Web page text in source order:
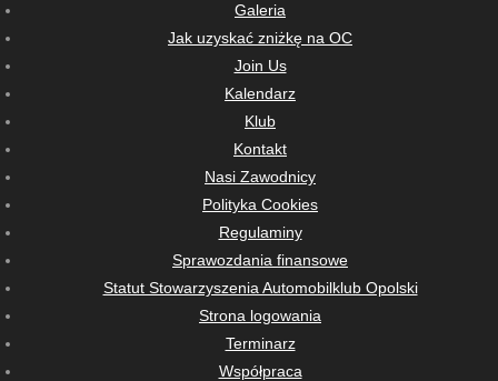
Galeria
Jak uzyskać zniżkę na OC
Join Us
Kalendarz
Klub
Kontakt
Nasi Zawodnicy
Polityka Cookies
Regulaminy
Sprawozdania finansowe
Statut Stowarzyszenia Automobilklub Opolski
Strona logowania
Terminarz
Współpraca